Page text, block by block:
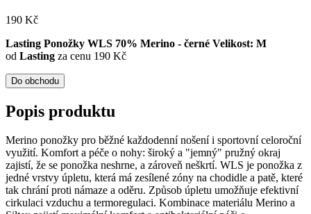
190 Kč
Lasting Ponožky WLS 70% Merino - černé Velikost: M
od Lasting za cenu 190 Kč
Do obchodu
Popis produktu
Merino ponožky pro běžné každodenní nošení i sportovní celoroční
využití. Komfort a péče o nohy: široký a "jemný" pružný okraj
zajistí, že se ponožka neshrne, a zároveň neškrtí. WLS je ponožka z
jedné vrstvy úpletu, která má zesílené zóny na chodidle a patě, které
tak chrání proti námaze a oděru. Způsob úpletu umožňuje efektivní
cirkulaci vzduchu a termoregulaci. Kombinace materiálu Merino a